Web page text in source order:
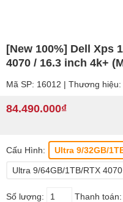
[New 100%] Dell Xps
4070 / 16.3 inch 4k+
Mã SP: 16012 | Thương hiệu:
84.490.000₫
Cấu Hình: Ultra 9/32GB/
Ultra 9/64GB/1TB/RTX
Số lượng: Thanh toán: